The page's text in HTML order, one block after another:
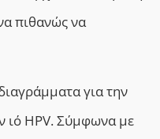
πιθανώς να
για την
ιό HPV. Σύμφωνα με